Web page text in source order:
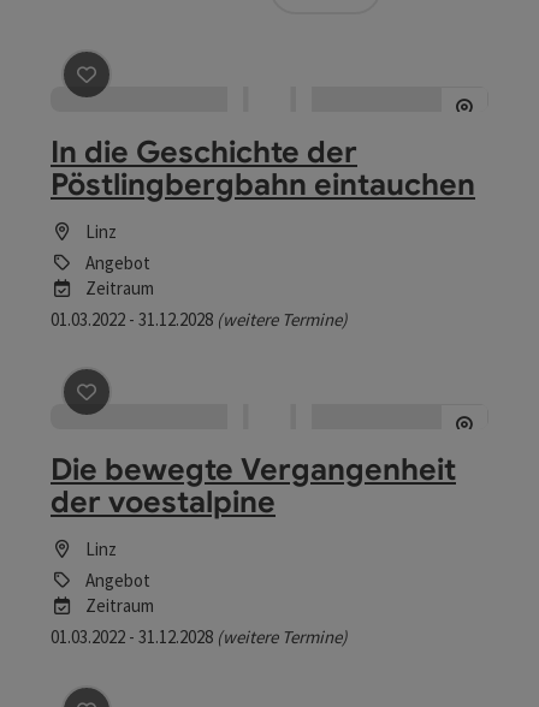
Beitrag merken : In die Geschichte der
In die Geschichte der
Pöstlingbergbahn eintauchen
Linz
Angebot
Zeitraum
01.03.2022 - 31.12.2028 (weitere Termine)
Beitrag merken : Die bewegte Vergangenheit der
Die bewegte Vergangenheit
der voestalpine
Linz
Angebot
Zeitraum
01.03.2022 - 31.12.2028 (weitere Termine)